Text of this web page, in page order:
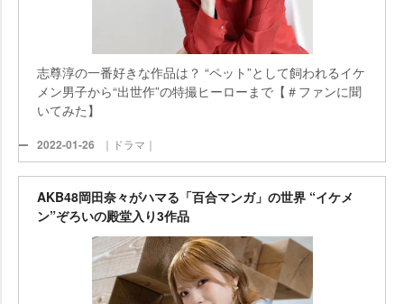
志尊淳の一番好きな作品は？ “ペット”として飼われるイケ
メン男子から“出世作”の特撮ヒーローまで【＃ファンに聞
いてみた】
2022-01-26 ｜ドラマ｜
AKB48岡田奈々がハマる「百合マンガ」の世界 “イケメ
ン”ぞろいの殿堂入り3作品